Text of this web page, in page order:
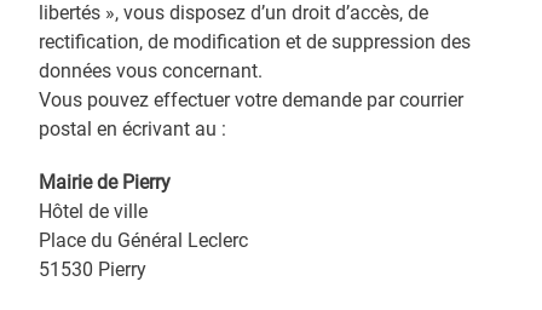
libertés », vous disposez d’un droit d’accès, de
rectification, de modification et de suppression des
données vous concernant.
Vous pouvez effectuer votre demande par courrier
postal en écrivant au :
Mairie de Pierry
Hôtel de ville
Place du Général Leclerc
51530 Pierry